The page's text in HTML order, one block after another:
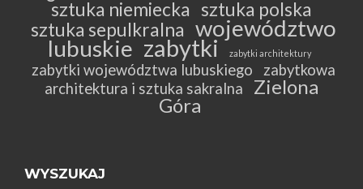
sztuka niemiecka sztuka polska
sztuka sepulkralna województwo
lubuskie zabytki zabytki architektury
zabytki województwa lubuskiego
zabytkowa
architektura i sztuka sakralna
Zielona
Góra
WYSZUKAJ